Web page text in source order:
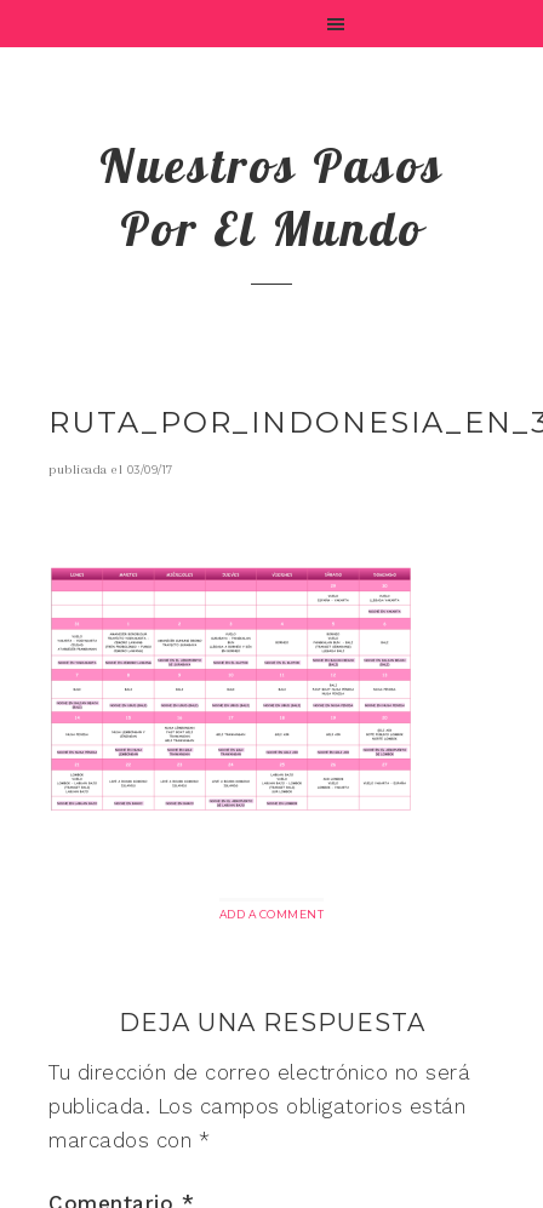
Nuestros Pasos
Por El Mundo
publicada el 03/09/17
ADD A COMMENT
DEJA UNA RESPUESTA
Tu dirección de correo electrónico no será
publicada. Los campos obligatorios están
marcados con *
Comentario *